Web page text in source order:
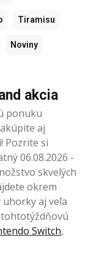
Tiramisu
Noviny
akcia
ponuku
aj
Pozrite si
06.08.2026 -
skvelých
okrem
aj veľa
tohtotýždňovú
Switch,